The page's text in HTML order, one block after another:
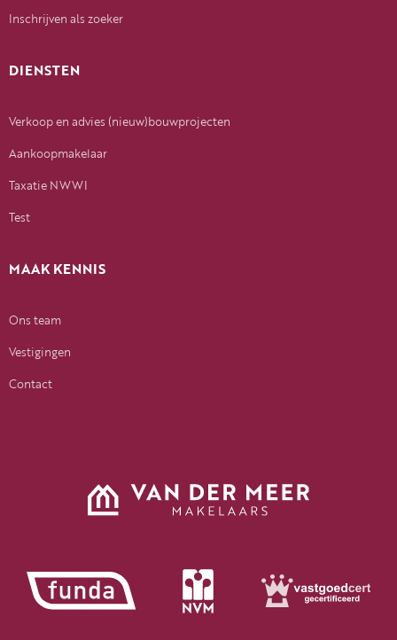
Inschrijven als zoeker
DIENSTEN
Verkoop en advies (nieuw)bouwprojecten
Aankoopmakelaar
Taxatie NWWI
Test
MAAK KENNIS
Ons team
Vestigingen
Contact